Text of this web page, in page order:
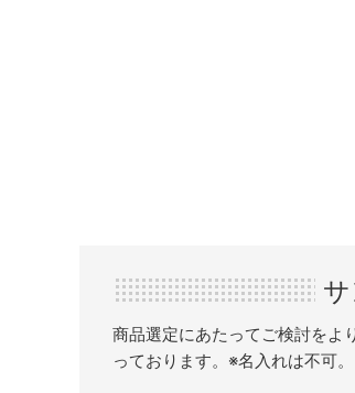
商品選定にあたってご検討をよ
っております。※名入れは不可。